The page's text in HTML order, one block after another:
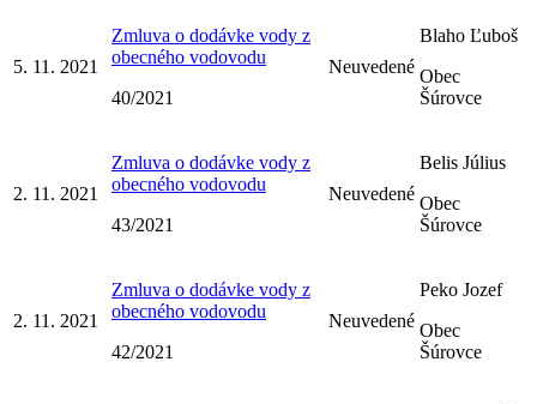
5. 11. 2021
Zmluva o dodávke vody z
obecného vodovodu
40/2021
Neuvedené
Blaho Ľuboš
Obec
Šúrovce
2. 11. 2021
Zmluva o dodávke vody z
obecného vodovodu
43/2021
Neuvedené
Belis Július
Obec
Šúrovce
2. 11. 2021
Zmluva o dodávke vody z
obecného vodovodu
42/2021
Neuvedené
Peko Jozef
Obec
Šúrovce